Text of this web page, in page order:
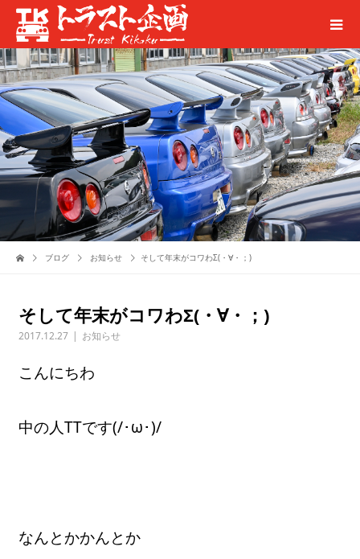
ブログ お知らせ そして年末がコワわΣ(・∀・；)
そして年末がコワわΣ(・∀・；)
2017.12.27 お知らせ
こんにちわ
中の人TTです(/･ω･)/
なんとかかんとか